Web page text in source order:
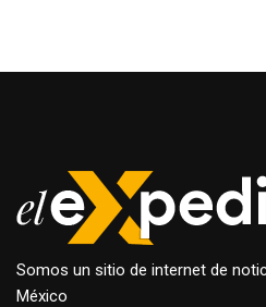
Somos un sitio de internet de
México